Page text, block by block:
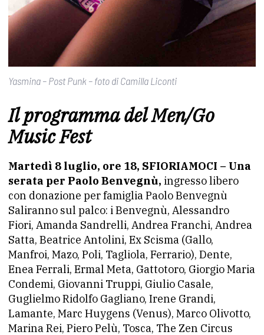
Yasmina – Post Punk – foto di Camilla Liconti
Il programma del Men/Go
Music Fest
Martedì 8 luglio, ore 18, SFIORIAMOCI – Una
serata per Paolo Benvegnù, ingresso libero
con donazione per famiglia Paolo Benvegnù
Saliranno sul palco: i Benvegnù, Alessandro
Fiori, Amanda Sandrelli, Andrea Franchi, Andrea
Satta, Beatrice Antolini, Ex Scisma (Gallo,
Manfroi, Mazo, Poli, Tagliola, Ferrario), Dente,
Enea Ferrali, Ermal Meta, Gattotoro, Giorgio Maria
Condemi, Giovanni Truppi, Giulio Casale,
Guglielmo Ridolfo Gagliano, Irene Grandi,
Lamante, Marc Huygens (Venus), Marco Olivotto,
Marina Rei, Piero Pelù, Tosca, The Zen Circus